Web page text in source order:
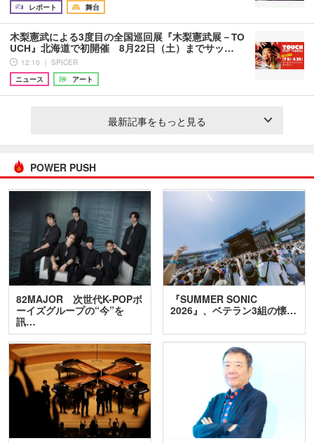
レポート
舞台
木梨憲武による3度目の全国巡回展『木梨憲武展－TO
UCH』北海道で初開催 8月22日（土）までサッ…
12:10 ｜ SPICER
ニュース
アート
最新記事をもっと見る
POWER PUSH
82MAJOR 次世代K-POPボ
ーイズグループの“今”を
訊…
『SUMMER SONIC
2026』、ベテラン3組の懐…